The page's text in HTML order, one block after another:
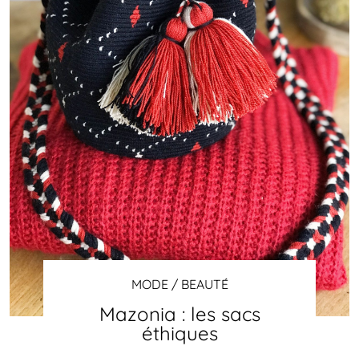
MODE / BEAUTÉ
Mazonia : les sacs
éthiques